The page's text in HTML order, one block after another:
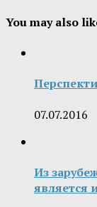
You may also
07.07.2016
Из
является